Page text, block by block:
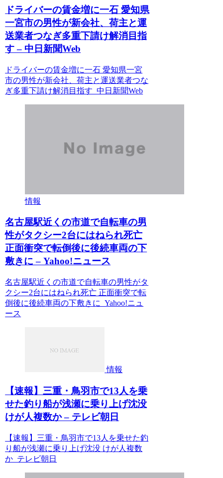
ドライバーの賃金増に一石 愛知県
一宮市の男性が新会社、荷主と運
送業者つなぎ多重下請け解消目指
す – 中日新聞Web
ドライバーの賃金増に一石 愛知県一宮
市の男性が新会社、荷主と運送業者つな
ぎ多重下請け解消目指す 中日新聞Web
情報
名古屋駅近くの市道で自転車の男
性がタクシー2台にはねられ死亡
正面衝突で転倒後に後続車両の下
敷きに – Yahoo!ニュース
名古屋駅近くの市道で自転車の男性がタ
クシー2台にはねられ死亡 正面衝突で転
倒後に後続車両の下敷きに Yahoo!ニュ
ース
情報
【速報】三重・鳥羽市で13人を乗
せた釣り船が浅瀬に乗り上げ沈没
けが人複数か – テレビ朝日
【速報】三重・鳥羽市で13人を乗せた釣
り船が浅瀬に乗り上げ沈没 けが人複数
か テレビ朝日